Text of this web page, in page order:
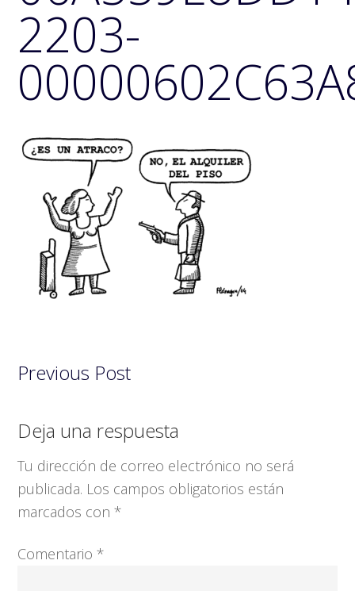
2203-
Previous Post
Interacciones
con
los
lectores
Deja una respuesta
Tu dirección de correo electrónico no será
publicada. Los campos obligatorios están
marcados con*
Comentario*